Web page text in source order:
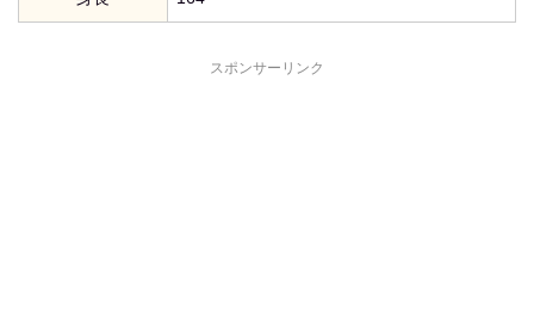
スポンサーリンク